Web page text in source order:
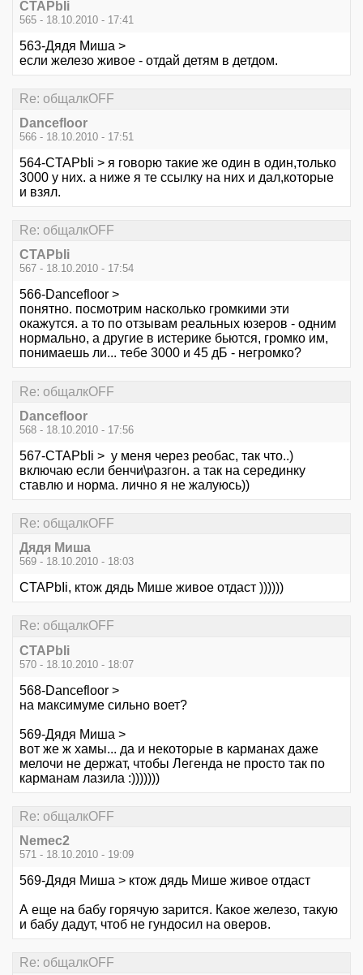
CTAPbIi
565 - 18.10.2010 - 17:41
563-Дядя Миша >
если железо живое - отдай детям в детдом.
Re: общалкOFF
Dancefloor
566 - 18.10.2010 - 17:51
564-CTAPbIi > я говорю такие же один в один,только
3000 у них. а ниже я те ссылку на них и дал,которые
и взял.
Re: общалкOFF
CTAPbIi
567 - 18.10.2010 - 17:54
566-Dancefloor >
понятно. посмотрим насколько громкими эти
окажутся. а то по отзывам реальных юзеров - одним
нормально, а другие в истерике бьются, громко им,
понимаешь ли... тебе 3000 и 45 дБ - негромко?
Re: общалкOFF
Dancefloor
568 - 18.10.2010 - 17:56
567-CTAPbIi > у меня через реобас, так что..)
включаю если бенчи\разгон. а так на серединку
ставлю и норма. лично я не жалуюсь))
Re: общалкOFF
Дядя Миша
569 - 18.10.2010 - 18:03
CTAPbIi, ктож дядь Мише живое отдаст ))))))
Re: общалкOFF
CTAPbIi
570 - 18.10.2010 - 18:07
568-Dancefloor >
на максимуме сильно воет?
569-Дядя Миша >
вот же ж хамы... да и некоторые в карманах даже
мелочи не держат, чтобы Легенда не просто так по
карманам лазила :)))))))
Re: общалкOFF
Nemec2
571 - 18.10.2010 - 19:09
569-Дядя Миша > ктож дядь Мише живое отдаст
А еще на бабу горячую зарится. Какое железо, такую
и бабу дадут, чтоб не гундосил на оверов.
Re: общалкOFF